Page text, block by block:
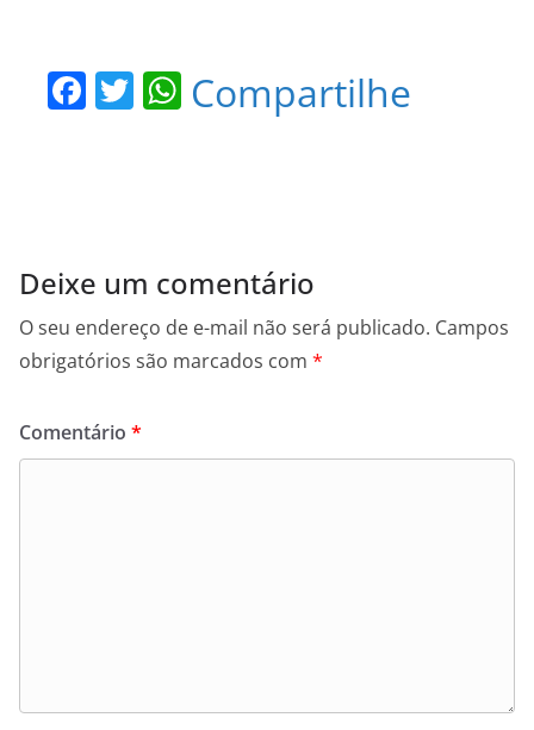
F
o
o
k
T W
p
p
Compartilhe
Deixe um comentário
O seu endereço de e-mail não será publicado. Campos
obrigatórios são marcados com *
Comentário *